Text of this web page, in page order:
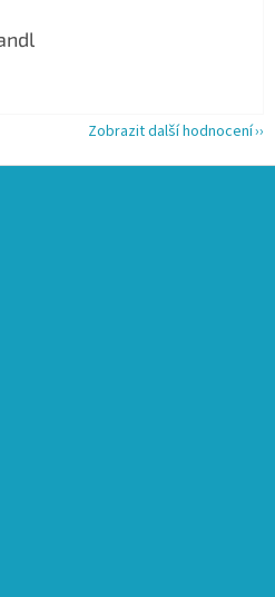
je 5 z 5 hvězdiček.
Zobrazit další hodnocení